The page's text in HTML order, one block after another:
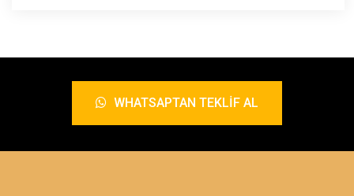
WHATSAPTAN TEKLIF AL